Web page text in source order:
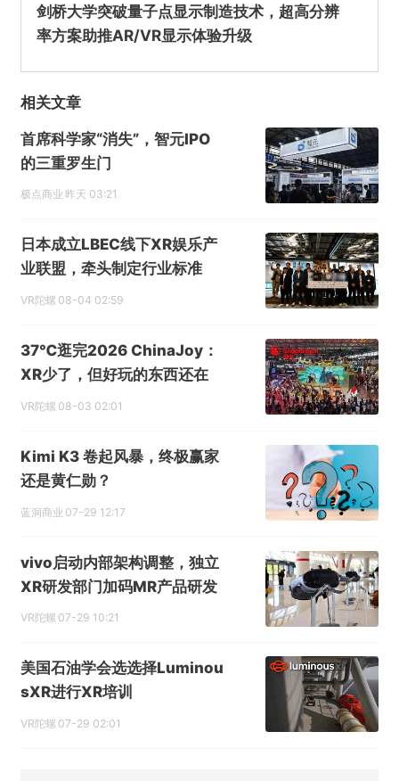
不实信息 违法犯罪 其他
剑桥大学突破量子点显示制造技术，超高分辨
率方案助推AR/VR显示体验升级
相关文章
首席科学家“消失”，智元IPO
的三重罗生门
极点商业 昨天 03:21
日本成立LBEC线下XR娱乐产
业联盟，牵头制定行业标准
VR陀螺 08-04 02:59
37℃逛完2026 ChinaJoy：
XR少了，但好玩的东西还在
VR陀螺 08-03 02:01
Kimi K3 卷起风暴，终极赢家
还是黄仁勋？
蓝洞商业 07-29 12:17
vivo启动内部架构调整，独立
XR研发部门加码MR产品研发
VR陀螺 07-29 10:21
美国石油学会选选择Luminou
sXR进行XR培训
VR陀螺 07-29 02:01